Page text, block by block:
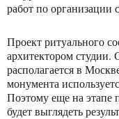
работ по организации
Проект ритуального
архитектором
располагается в
монумента
Поэтому еще на этапе
будет выглядеть